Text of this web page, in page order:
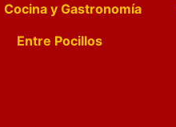
Cocina y Gastronomía
Entre Pocillos